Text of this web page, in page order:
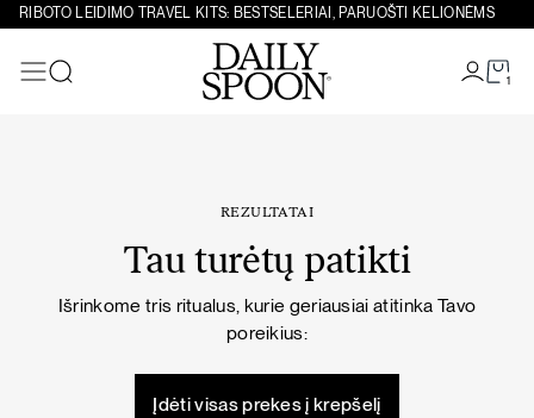
Eiti prie turinio
RIBOTO LEIDIMO TRAVEL KITS: BESTSELERIAI, PARUOŠTI KELIONĖMS
1
REZULTATAI
Tau turėtų patikti
Išrinkome tris ritualus, kurie geriausiai atitinka Tavo
poreikius:
Įdėti visas prekes į krepšelį